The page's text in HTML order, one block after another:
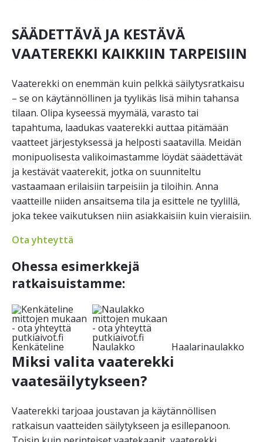
SÄÄDETTÄVÄ JA KESTÄVÄ
VAATEREKKI KAIKKIIN TARPEISIIN
Vaaterekki on enemmän kuin pelkkä säilytysratkaisu
– se on käytännöllinen ja tyylikäs lisä mihin tahansa
tilaan. Olipa kyseessä myymälä, varasto tai
tapahtuma, laadukas vaaterekki auttaa pitämään
vaatteet järjestyksessä ja helposti saatavilla. Meidän
monipuolisesta valikoimastamme löydät säädettävät
ja kestävät vaaterekit, jotka on suunniteltu
vastaamaan erilaisiin tarpeisiin ja tiloihin. Anna
vaatteille niiden ansaitsema tila ja esittele ne tyylillä,
joka tekee vaikutuksen niin asiakkaisiin kuin vieraisiin.
Ota yhteyttä
Ohessa esimerkkejä
ratkaisuistamme:
Kenkäteline Naulakko Haalarinaulakko
Miksi valita vaaterekki
vaatesäilytykseen?
Vaaterekki tarjoaa joustavan ja käytännöllisen
ratkaisun vaatteiden säilytykseen ja esillepanoon.